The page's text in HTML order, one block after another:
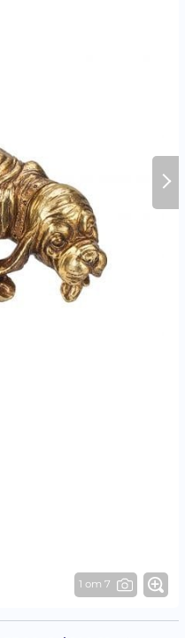
1 от 7